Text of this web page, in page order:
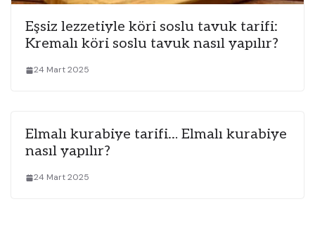
Eşsiz lezzetiyle köri soslu tavuk tarifi:
Kremalı köri soslu tavuk nasıl yapılır?
24 Mart 2025
Elmalı kurabiye tarifi… Elmalı kurabiye
nasıl yapılır?
24 Mart 2025